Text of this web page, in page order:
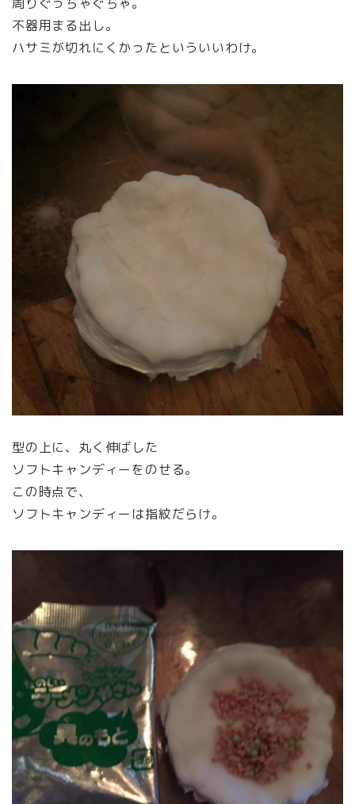
不器用まる出し。
ハサミが切れにくかったといういいわけ。
型の上に、丸く伸ばした
ソフトキャンディーをのせる。
この時点で、
ソフトキャンディーは指紋だらけ。